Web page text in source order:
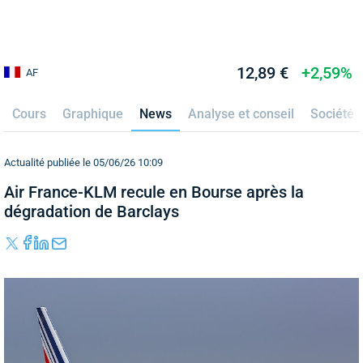
AF 12,89 € +2,59%
Cours Graphique News Analyse et conseil Société
Actualité publiée le 05/06/26 10:09
Air France-KLM recule en Bourse après la
dégradation de Barclays